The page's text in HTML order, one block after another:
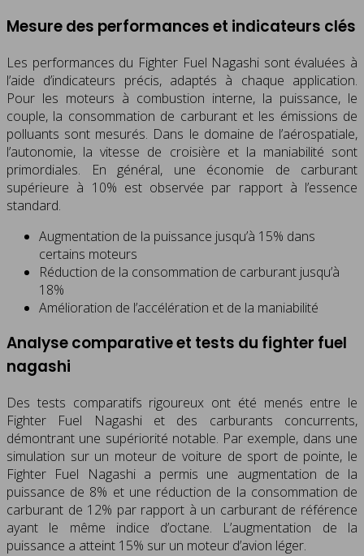
Mesure des performances et indicateurs clés
Les performances du Fighter Fuel Nagashi sont évaluées à
l’aide d’indicateurs précis, adaptés à chaque application.
Pour les moteurs à combustion interne, la puissance, le
couple, la consommation de carburant et les émissions de
polluants sont mesurés. Dans le domaine de l’aérospatiale,
l’autonomie, la vitesse de croisière et la maniabilité sont
primordiales. En général, une économie de carburant
supérieure à 10% est observée par rapport à l’essence
standard.
Augmentation de la puissance jusqu’à 15% dans
certains moteurs
Réduction de la consommation de carburant jusqu’à
18%
Amélioration de l’accélération et de la maniabilité
Analyse comparative et tests du fighter fuel
nagashi
Des tests comparatifs rigoureux ont été menés entre le
Fighter Fuel Nagashi et des carburants concurrents,
démontrant une supériorité notable. Par exemple, dans une
simulation sur un moteur de voiture de sport de pointe, le
Fighter Fuel Nagashi a permis une augmentation de la
puissance de 8% et une réduction de la consommation de
carburant de 12% par rapport à un carburant de référence
ayant le même indice d’octane. L’augmentation de la
puissance a atteint 15% sur un moteur d’avion léger.